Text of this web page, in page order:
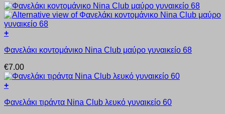
παραλλαγές.
Οι
επιλογές
μπορούν
επιλεγούν
σελίδα
του
προϊόντος
+
το
έχει
πολλαπλές
παραλλαγές.
επιλογές
Φανελάκι κοντομάνικο Nina Club μαύρο γυναικείο 68
€7.00
+
το
Φανελάκι τιράντα Nina Club λευκό γυναικείο 60